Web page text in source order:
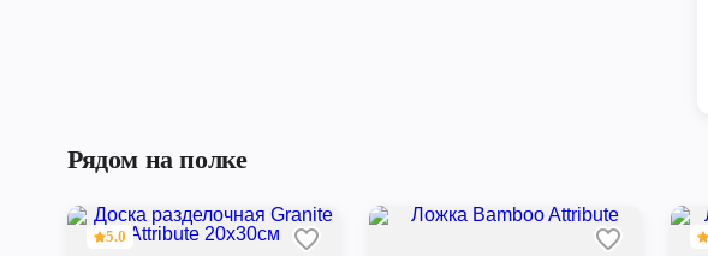
Рядом на полке
5.0